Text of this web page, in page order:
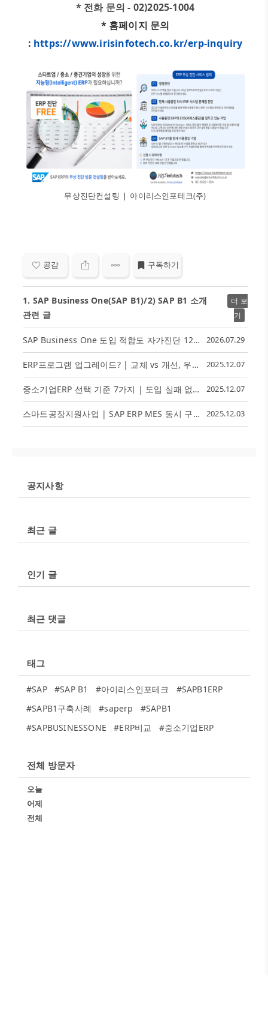
* 전화 문의 - 02)2025-1004
* 홈페이지 문의
: https://www.irisinfotech.co.kr/erp-inquiry
무상진단컨설팅 ❘ 아이리스인포테크(주)
공감 구독하기
1. SAP Business One(SAP B1)/2) SAP B1 소개
관련 글
더 보
기
SAP Business One 도입 적합도 자가진단 12가지 체크리스트 2026.07.29
ERP프로그램 업그레이드? | 교체 vs 개선, 우리 회사의 최적의 타이밍은? 2025.12.07
중소기업ERP 선택 기준 7가지 | 도입 실패 없는 ERP 고르는 법 2025.12.07
스마트공장지원사업 | SAP ERP MES 동시 구축 가능할까? 2025.12.03
공지사항
최근 글
인기 글
최근 댓글
태그
#SAP #SAP B1 #아이리스인포테크
#SAPB1ERP
#SAPB1구축사례
#saperp
#SAPB1
#SAPBUSINESSONE
#ERP비교 #중소기업ERP
전체 방문자
오늘
어제
전체